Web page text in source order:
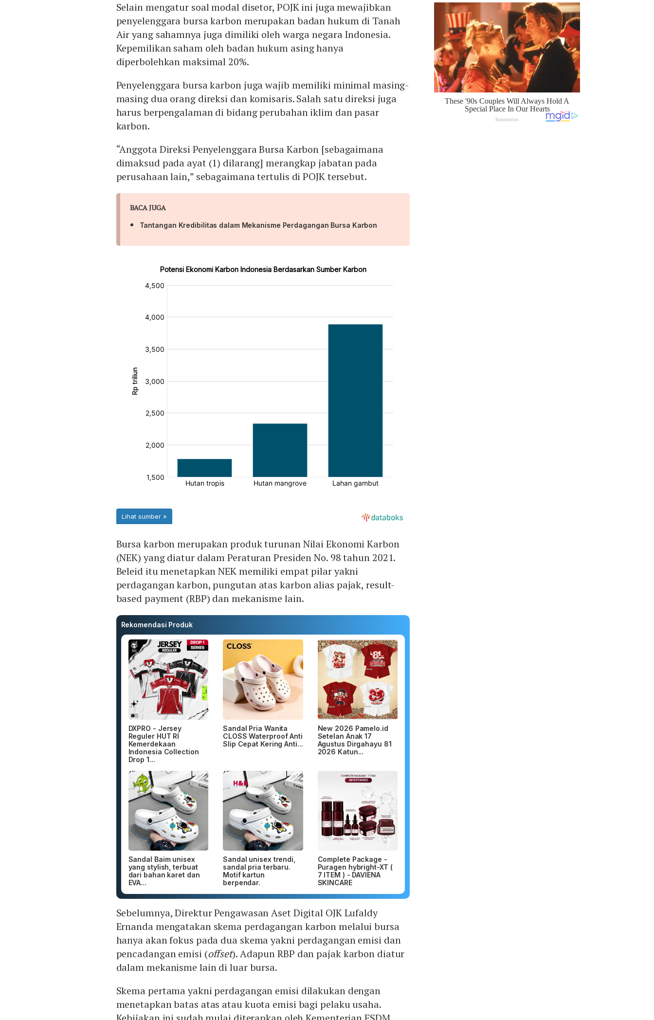
Selain mengatur soal modal disetor, POJK ini juga mewajibkan
penyelenggara bursa karbon merupakan badan hukum di Tanah
Air yang sahamnya juga dimiliki oleh warga negara Indonesia.
Kepemilikan saham oleh badan hukum asing hanya
diperbolehkan maksimal 20%.
Penyelenggara bursa karbon juga wajib memiliki minimal masing-
masing dua orang direksi dan komisaris. Salah satu direksi juga
harus berpengalaman di bidang perubahan iklim dan pasar
karbon.
“Anggota Direksi Penyelenggara Bursa Karbon [sebagaimana
dimaksud pada ayat (1) dilarang] merangkap jabatan pada
perusahaan lain,” sebagaimana tertulis di POJK tersebut.
BACA JUGA
Tantangan Kredibilitas dalam Mekanisme Perdagangan Bursa Karbon
Bursa karbon merupakan produk turunan Nilai Ekonomi Karbon
(NEK) yang diatur dalam Peraturan Presiden No. 98 tahun 2021.
Beleid itu menetapkan NEK memiliki empat pilar yakni
perdagangan karbon, pungutan atas karbon alias pajak, result-
based payment (RBP) dan mekanisme lain.
Rekomendasi Produk
DXPRO - Jersey
Reguler HUT RI
Kemerdekaan
Indonesia Collection
Drop 1...
Sandal Pria Wanita
CLOSS Waterproof Anti
Slip Cepat Kering Anti...
New 2026 Pamelo.id
Setelan Anak 17
Agustus Dirgahayu 81
2026 Katun...
Sandal Baim unisex
yang stylish, terbuat
dari bahan karet dan
EVA...
Sandal unisex trendi,
sandal pria terbaru.
Motif kartun
berpendar.
Complete Package -
Puragen hybright-XT (
7 ITEM ) - DAVIENA
SKINCARE
Sebelumnya, Direktur Pengawasan Aset Digital OJK Lufaldy
Ernanda mengatakan skema perdagangan karbon melalui bursa
hanya akan fokus pada dua skema yakni perdagangan emisi dan
pencadangan emisi (offset). Adapun RBP dan pajak karbon diatur
dalam mekanisme lain di luar bursa.
Skema pertama yakni perdagangan emisi dilakukan dengan
menetapkan batas atas atau kuota emisi bagi pelaku usaha.